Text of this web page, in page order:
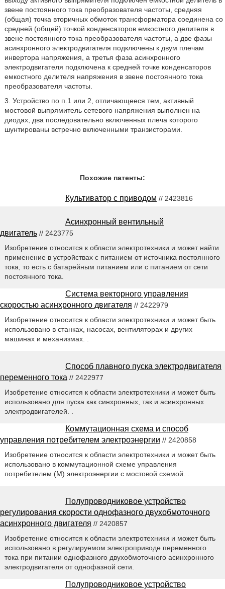
звене постоянного тока преобразователя частоты, средняя
(общая) точка вторичных обмоток трансформатора соединена со
средней (общей) точкой конденсаторов емкостного делителя в
звене постоянного тока преобразователя частоты, а две фазы
асинхронного электродвигателя подключены к двум плечам
инвертора напряжения, а третья фаза асинхронного
электродвигателя подключена к средней точке конденсаторов
емкостного делителя напряжения в звене постоянного тока
преобразователя частоты.
3. Устройство по п.1 или 2, отличающееся тем, активный
мостовой выпрямитель сетевого напряжения выполнен на
диодах, два последовательно включенных плеча которого
шунтированы встречно включенными транзисторами.
Похожие патенты:
Культиватор с приводом // 2423816
Асинхронный вентильный
двигатель // 2423775
Изобретение относится к области электротехники и может найти
применение в устройствах с питанием от источника постоянного
тока, то есть с батарейным питанием или с питанием от сети
постоянного тока.
Система векторного управления
скоростью асинхронного двигателя // 2422979
Изобретение относится к области электротехники и может быть
использовано в станках, насосах, вентиляторах и других
машинах и механизмах. .
Способ плавного пуска электродвигателя
переменного тока // 2422977
Изобретение относится к области электротехники и может быть
использовано для пуска как синхронных, так и асинхронных
электродвигателей. .
Коммутационная схема и способ
управления потребителем электроэнергии // 2420858
Изобретение относится к области электротехники и может быть
использовано в коммутационной схеме управления
потребителем (М) электроэнергии с мостовой схемой. .
Полупроводниковое устройство
регулирования скорости однофазного двухобмоточного
асинхронного двигателя // 2420857
Изобретение относится к области электротехники и может быть
использовано в регулируемом электроприводе переменного
тока при питании однофазного двухобмоточного асинхронного
электродвигателя от однофазной сети.
Полупроводниковое устройство